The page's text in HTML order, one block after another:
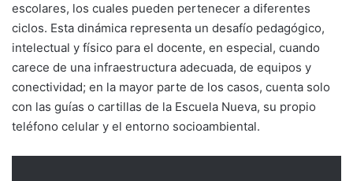
escolares, los cuales pueden pertenecer a diferentes
ciclos. Esta dinámica representa un desafío pedagógico,
intelectual y físico para el docente, en especial, cuando
carece de una infraestructura adecuada, de equipos y
conectividad; en la mayor parte de los casos, cuenta solo
con las guías o cartillas de la Escuela Nueva, su propio
teléfono celular y el entorno socioambiental.